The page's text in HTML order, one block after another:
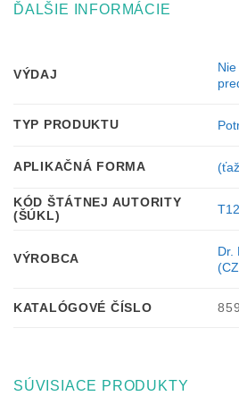
ĎALŠIE INFORMÁCIE
VÝDAJ
TYP PRODUKTU
APLIKAČNÁ FORMA
KÓD ŠTÁTNEJ AUTORITY
(ŠÚKL)
VÝROBCA
Dr.
KATALÓGOVÉ ČÍSLO
SÚVISIACE PRODUKTY